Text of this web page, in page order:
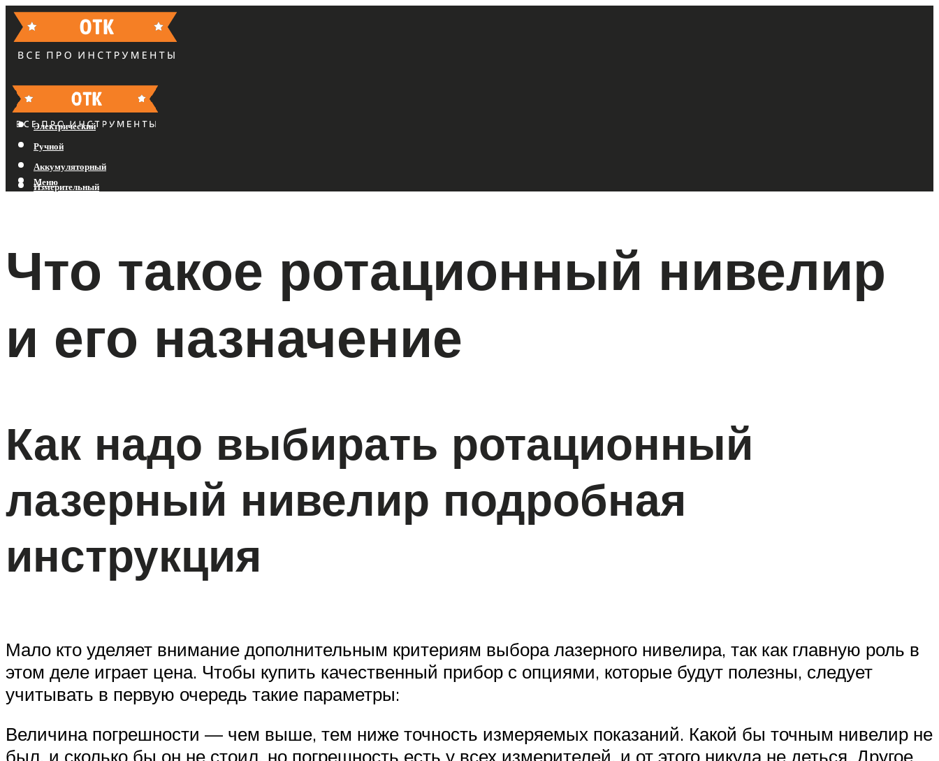
Бензиновый
Электрический
Ручной
Аккумуляторный
Измерительный
Меню
Что такое ротационный нивелир
и его назначение
Как надо выбирать ротационный
лазерный нивелир подробная
инструкция
Мало кто уделяет внимание дополнительным критериям выбора лазерного нивелира, так как главную роль в
этом деле играет цена. Чтобы купить качественный прибор с опциями, которые будут полезны, следует
учитывать в первую очередь такие параметры:
Величина погрешности — чем выше, тем ниже точность измеряемых показаний. Какой бы точным нивелир не
был, и сколько бы он не стоил, но погрешность есть у всех измерителей, и от этого никуда не деться. Другое